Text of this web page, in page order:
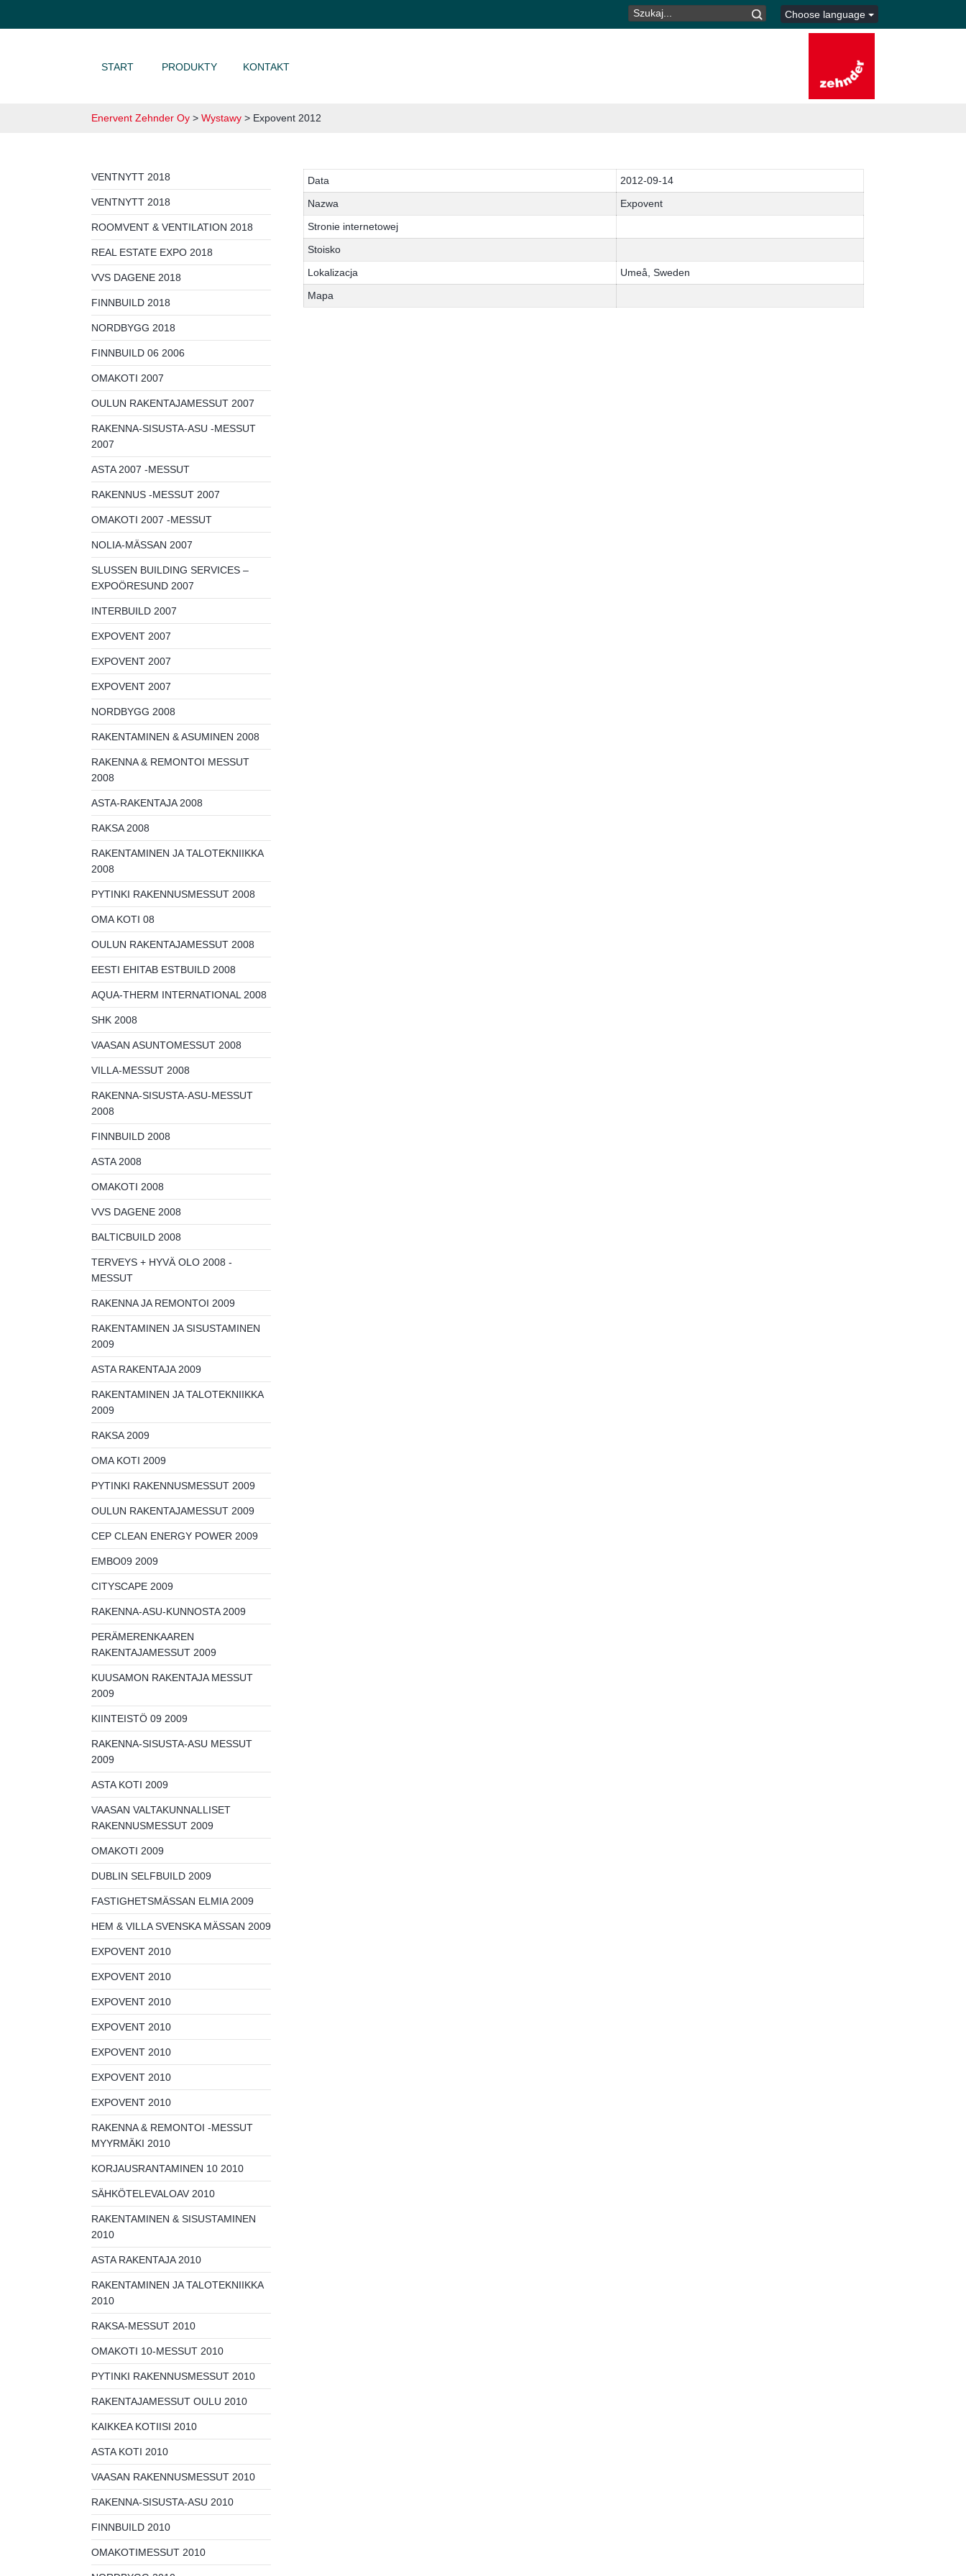
SZUKAJ: Choose language
START PRODUKTY KONTAKT
Enervent Zehnder Oy > Wystawy > Expovent 2012
VENTNYTT 2018
VENTNYTT 2018
ROOMVENT & VENTILATION 2018
REAL ESTATE EXPO 2018
VVS DAGENE 2018
FINNBUILD 2018
NORDBYGG 2018
FINNBUILD 06 2006
OMAKOTI 2007
OULUN RAKENTAJAMESSUT 2007
RAKENNA-SISUSTA-ASU -MESSUT
2007
ASTA 2007 -MESSUT
RAKENNUS -MESSUT 2007
OMAKOTI 2007 -MESSUT
NOLIA-MÄSSAN 2007
SLUSSEN BUILDING SERVICES –
EXPOÖRESUND 2007
INTERBUILD 2007
EXPOVENT 2007
EXPOVENT 2007
EXPOVENT 2007
NORDBYGG 2008
RAKENTAMINEN & ASUMINEN 2008
RAKENNA & REMONTOI MESSUT
2008
ASTA-RAKENTAJA 2008
RAKSA 2008
RAKENTAMINEN JA TALOTEKNIIKKA
2008
PYTINKI RAKENNUSMESSUT 2008
OMA KOTI 08
OULUN RAKENTAJAMESSUT 2008
EESTI EHITAB ESTBUILD 2008
AQUA-THERM INTERNATIONAL 2008
SHK 2008
VAASAN ASUNTOMESSUT 2008
VILLA-MESSUT 2008
RAKENNA-SISUSTA-ASU-MESSUT
2008
FINNBUILD 2008
ASTA 2008
OMAKOTI 2008
VVS DAGENE 2008
BALTICBUILD 2008
TERVEYS + HYVÄ OLO 2008 -
MESSUT
RAKENNA JA REMONTOI 2009
RAKENTAMINEN JA SISUSTAMINEN
2009
ASTA RAKENTAJA 2009
RAKENTAMINEN JA TALOTEKNIIKKA
2009
RAKSA 2009
OMA KOTI 2009
PYTINKI RAKENNUSMESSUT 2009
OULUN RAKENTAJAMESSUT 2009
CEP CLEAN ENERGY POWER 2009
EMBO09 2009
CITYSCAPE 2009
RAKENNA-ASU-KUNNOSTA 2009
PERÄMERENKAAREN
RAKENTAJAMESSUT 2009
KUUSAMON RAKENTAJA MESSUT
2009
KIINTEISTÖ 09 2009
RAKENNA-SISUSTA-ASU MESSUT
2009
ASTA KOTI 2009
VAASAN VALTAKUNNALLISET
RAKENNUSMESSUT 2009
OMAKOTI 2009
DUBLIN SELFBUILD 2009
FASTIGHETSMÄSSAN ELMIA 2009
HEM & VILLA SVENSKA MÄSSAN 2009
EXPOVENT 2010
EXPOVENT 2010
EXPOVENT 2010
EXPOVENT 2010
EXPOVENT 2010
EXPOVENT 2010
EXPOVENT 2010
RAKENNA & REMONTOI -MESSUT
MYYRMÄKI 2010
KORJAUSRANTAMINEN 10 2010
SÄHKÖTELEVALOAV 2010
RAKENTAMINEN & SISUSTAMINEN
2010
ASTA RAKENTAJA 2010
RAKENTAMINEN JA TALOTEKNIIKKA
2010
RAKSA-MESSUT 2010
OMAKOTI 10-MESSUT 2010
PYTINKI RAKENNUSMESSUT 2010
RAKENTAJAMESSUT OULU 2010
KAIKKEA KOTIISI 2010
ASTA KOTI 2010
VAASAN RAKENNUSMESSUT 2010
RAKENNA-SISUSTA-ASU 2010
FINNBUILD 2010
OMAKOTIMESSUT 2010
Data
2012-09-14
Nazwa
Expovent
Stronie internetowej
Stoisko
Lokalizacja
Umeå, Sweden
Mapa